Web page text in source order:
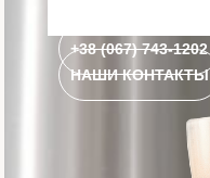
+38 (067) 743-1202
НАШИ КОНТАКТЫ